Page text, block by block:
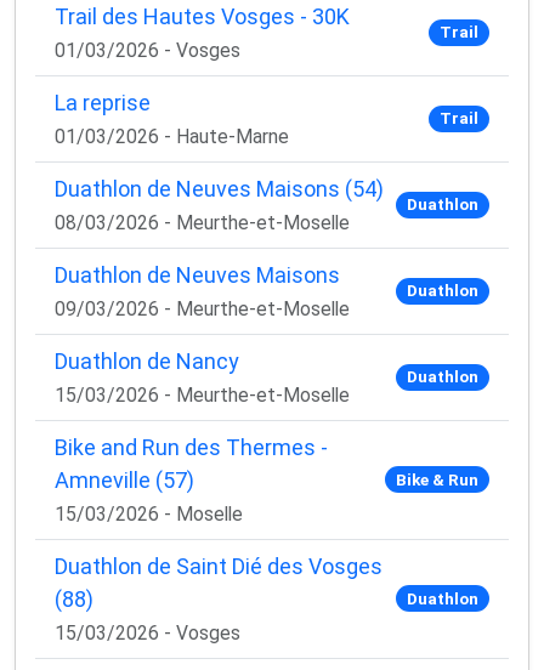
Trail des Hautes Vosges - 30K
01/03/2026 - Vosges
Trail
La reprise
01/03/2026 - Haute-Marne
Trail
Duathlon de Neuves Maisons (54)
08/03/2026 - Meurthe-et-Moselle
Duathlon
Duathlon de Neuves Maisons
09/03/2026 - Meurthe-et-Moselle
Duathlon
Duathlon de Nancy
15/03/2026 - Meurthe-et-Moselle
Duathlon
Bike and Run des Thermes -
Amneville (57)
15/03/2026 - Moselle
Bike & Run
Duathlon de Saint Dié des Vosges
(88)
15/03/2026 - Vosges
Duathlon